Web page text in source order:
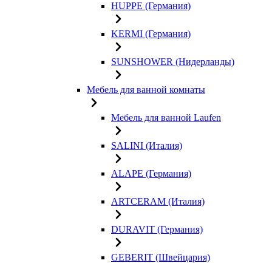
HUPPE (Германия)
KERMI (Германия)
SUNSHOWER (Нидерланды)
Мебель для ванной комнаты
Мебель для ванной Laufen
SALINI (Италия)
ALAPE (Германия)
ARTCERAM (Италия)
DURAVIT (Германия)
GEBERIT (Швейцария)